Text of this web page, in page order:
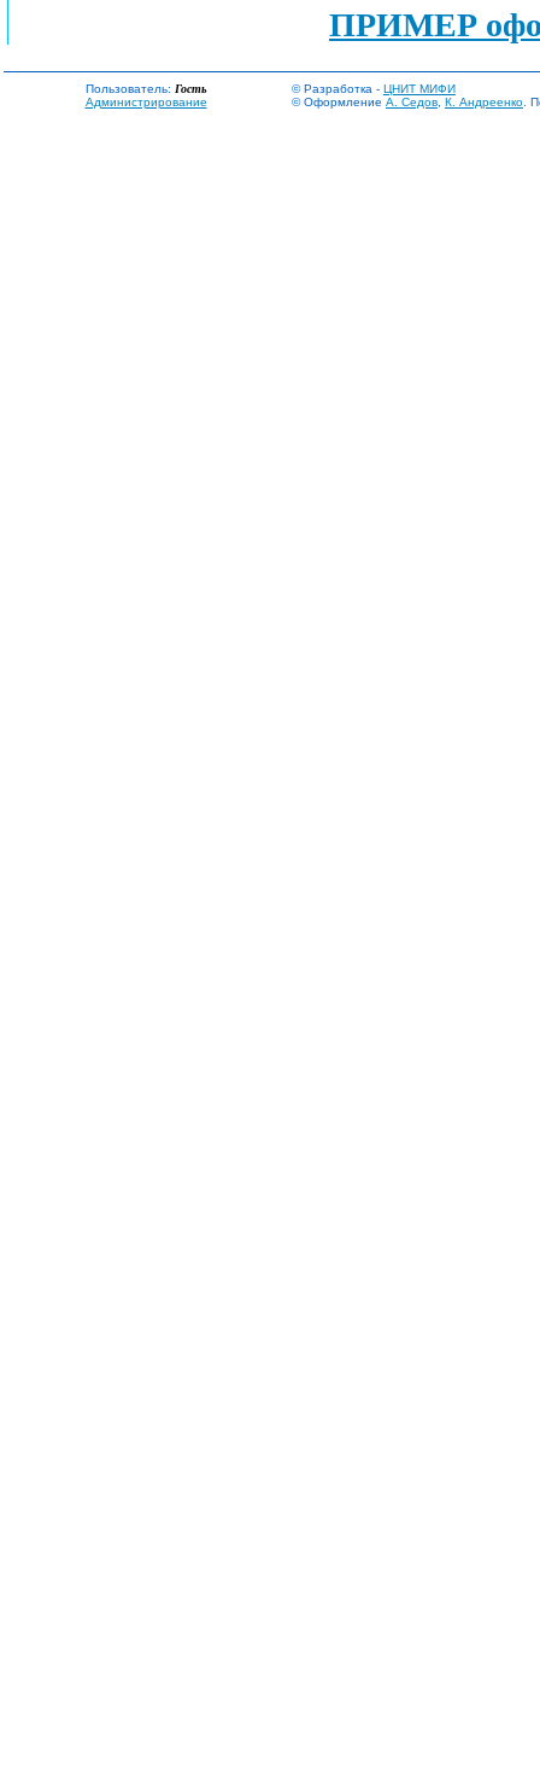
ПРИМЕР
Пользователь: Гость
Администрирование
© Разработка - ЦНИТ МИФИ
© Оформление А. Седов К. Андреенко .